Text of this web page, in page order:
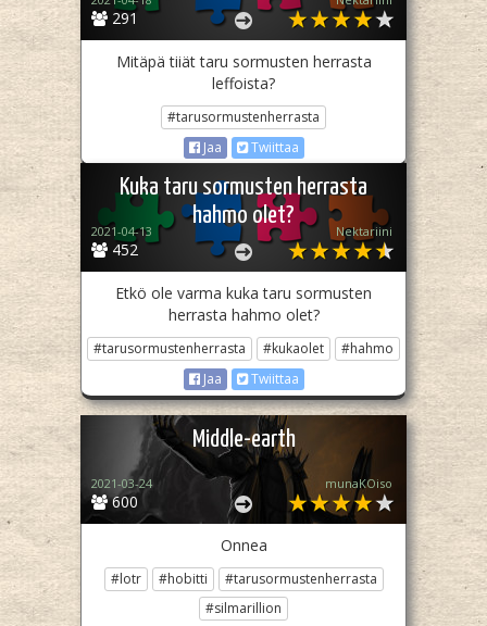
291
Mitäpä tiiät taru sormusten herrasta
leffoista?
#tarusormustenherrasta
Jaa
Twiittaa
Kuka taru sormusten herrasta
hahmo olet?
452
2021-04-13 Nektariini
Etkö ole varma kuka taru sormusten
herrasta hahmo olet?
#tarusormustenherrasta #kukaolet
#hahmo
Jaa
Twiittaa
Middle-earth
600
2021-03-24 munaKOiso
Onnea
#lotr #hobitti
#tarusormustenherrasta
#silmarillion